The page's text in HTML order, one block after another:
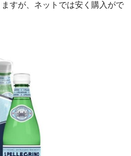
すが、ネットでは安く購入がで